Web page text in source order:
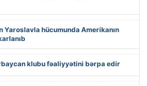
Yaroslavla hücumunda Amerikanın
klubu fəaliyyətini bərpa edir